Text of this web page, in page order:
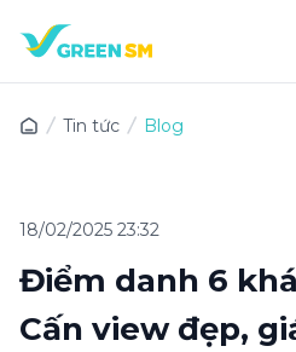
Tin tức Blog
18/02/2025 23:32
Điểm danh 6
Cấn view đẹp,